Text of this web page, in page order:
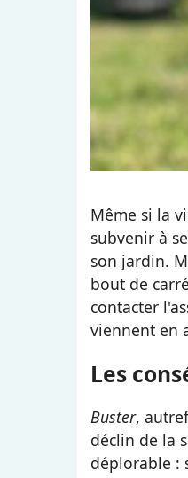
Même si la
subvenir à
son jardin.
bout de
contacter
viennent en
Les
Buster,
déclin de la
déplorable :